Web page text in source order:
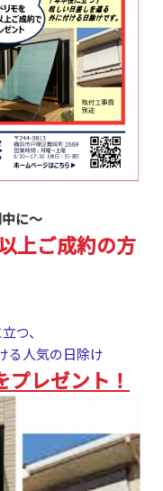
に～
上ご成約の方
つ、
る人気の日除け
プレゼント！